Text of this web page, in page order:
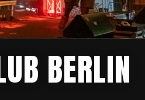
BERLIN